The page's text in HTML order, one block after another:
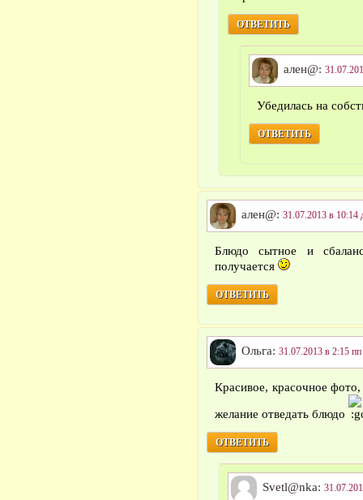
ОТВЕТИТЬ
ален@:
Убедилась на
ОТВЕТИТЬ
ален@: 31.07.2013 в 10:14
Блюдо сытное и
получается
ОТВЕТИТЬ
Ольга: 31.07.2013 в 2:15 пп
Красивое, красочное
желание отведать блюдо
ОТВЕТИТЬ
Svetl@nka: